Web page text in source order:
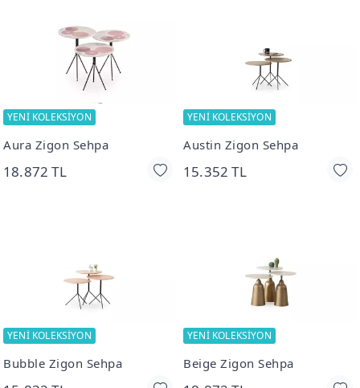
YENİ KOLEKSİYON
Aura Zigon Sehpa
18.872 TL
YENİ KOLEKSİYON
Austin Zigon Sehpa
15.352 TL
YENİ KOLEKSİYON
Bubble Zigon Sehpa
YENİ KOLEKSİYON
Beige Zigon Sehpa